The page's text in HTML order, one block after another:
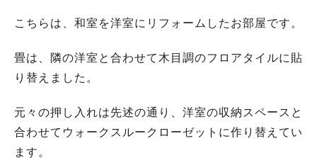
こちらは、和室を洋室にリフォームしたお部屋です。
畳は、隣の洋室と合わせて木目調のフロアタイルに貼
り替えました。
元々の押し入れは先述の通り、洋室の収納スペースと
合わせてウォークスルークローゼットに作り替えてい
ます。